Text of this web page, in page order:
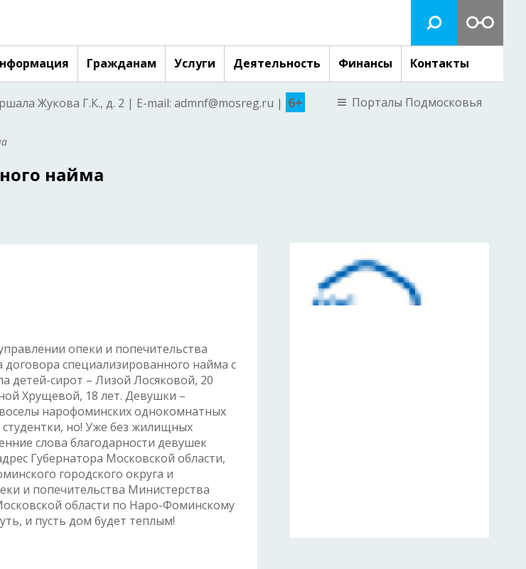
Гражданам Услуги Деятельность Финансы Контакты
Жукова Г.К., д. 2 | E-mail: admnf@mosreg.ru | 6+ Порталы Подмосковья
найма
опеки и попечительства
договора специализированного найма с
детей-сирот – Лизой Лосяковой, 20
Хрущевой, 18 лет. Девушки –
нарофоминских однокомнатных
но! Уже без жилищных
слова благодарности девушек
Губернатора Московской области,
городского округа и
и попечительства Министерства
области по Наро-Фоминскому
и пусть дом будет теплым!